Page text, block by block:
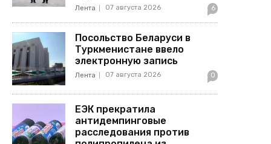
Лента 07 августа 2026 6
Посольство Беларуси в
Туркменистане ввело
электронную запись
Лента 07 августа 2026 0
ЕЭК прекратила
антидемпинговые
расследования против